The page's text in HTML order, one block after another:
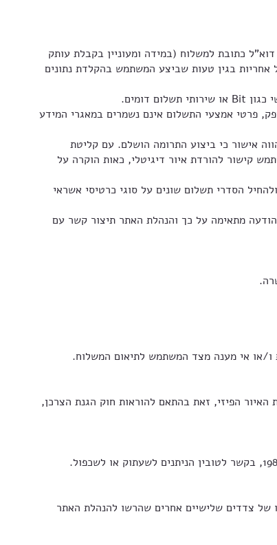
כתובת למשלוח (במידה ומעוניין בקבלת עותק
בגין טעות שביצע המשתמש בהקלדת נתונים
פרטי אמצעי התשלום אינם נשמרים במאגרי המידע
אישור כי ביצוע התרומה הושלם. עם קליטת
קישור להורדת איור דיגיטלי, כאות הוקרה על
הסדרי תשלום שונים על סוגי כרטיסי אשראי
מתאימה על כך והנהלת האתר תיצור קשר עם
לקבלת עותק פיזי של האיור (איור מודפס), תהא באפשרותו לבטל את התרומה בתוך 14 יום מקבלת האיור הפיזי, זאת בהתאם להוראות חוק הגנת הצרכן,
של צדדים שלישיים אחרים שהרשו להנהלת האתר